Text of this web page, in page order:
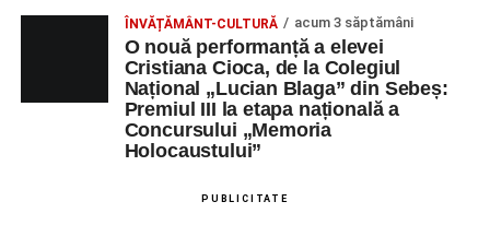
ÎNVĂȚĂMÂNT-CULTURĂ acum 3 săptămâni
O nouă performanță a elevei
Cristiana Cioca, de la Colegiul
Național „Lucian Blaga” din Sebeș:
Premiul III la etapa națională a
Concursului „Memoria
Holocaustului”
PUBLICITATE